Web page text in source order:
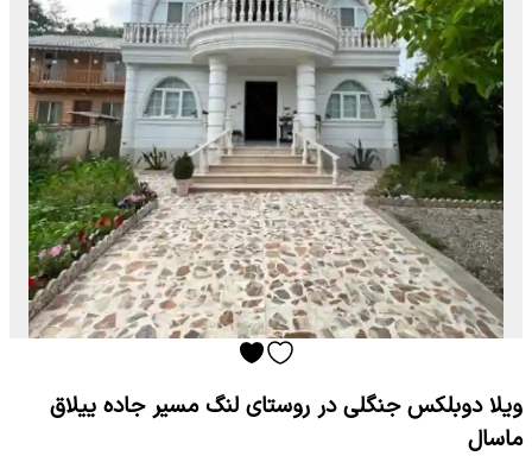
ویلا دوبلکس جنگلی در روستای لنگ مسیر جاده ییلاق
ماسال